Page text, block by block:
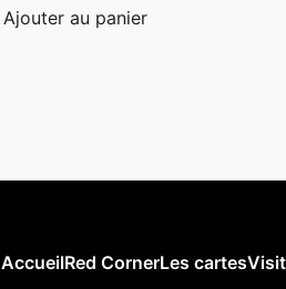
Ajouter au panier
AccueilRed CornerLes cartes